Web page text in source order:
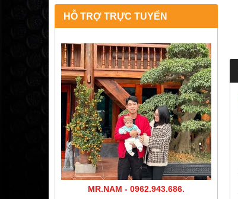
HỖ TRỢ TRỰC TUYẾN
MR.NAM - 0962.943.686.